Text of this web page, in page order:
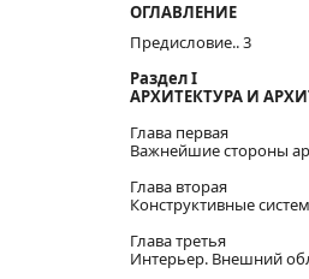
ОГЛАВЛЕНИЕ
Предисловие.. 3
Раздел І
АРХИТЕКТУРА И
Глава первая
Важнейшие стороны
Глава вторая
Конструктивные
Глава третья
Интерьер. Внешний